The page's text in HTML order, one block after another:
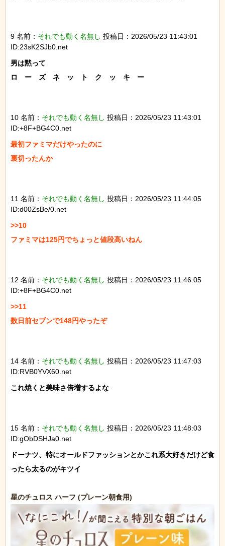
9 名前： それでも動く名無し 投稿日：2026/05/23 11:43:01
ID:23sK2SJb0.net
男は黙って
ロ　ー　ズ　ネ　ッ　ト　ク　ッ　キ　ー
10 名前： それでも動く名無し 投稿日：2026/05/23 11:43:01
ID:+8F+BG4C0.net
最初ファミマだけやったのに
裏切ったんか
11 名前： それでも動く名無し 投稿日：2026/05/23 11:44:05
ID:d00ZsBe/0.net
>>10
ファミマは125円でちょっと値段高いねん
12 名前： それでも動く名無し 投稿日：2026/05/23 11:46:05
ID:+8F+BG4C0.net
>>11
数日前セブンで148円やったぞ
14 名前： それでも動く名無し 投稿日：2026/05/23 11:47:03
ID:RVB0YVX60.net
これ焼くと美味さ倍増するよな
15 名前： それでも動く名無し 投稿日：2026/05/23 11:48:03
ID:gObDSHJa0.net
ドーナツ、特にオールドファッションとかこれ系大好きだけど食
ったら太るのがキツイ